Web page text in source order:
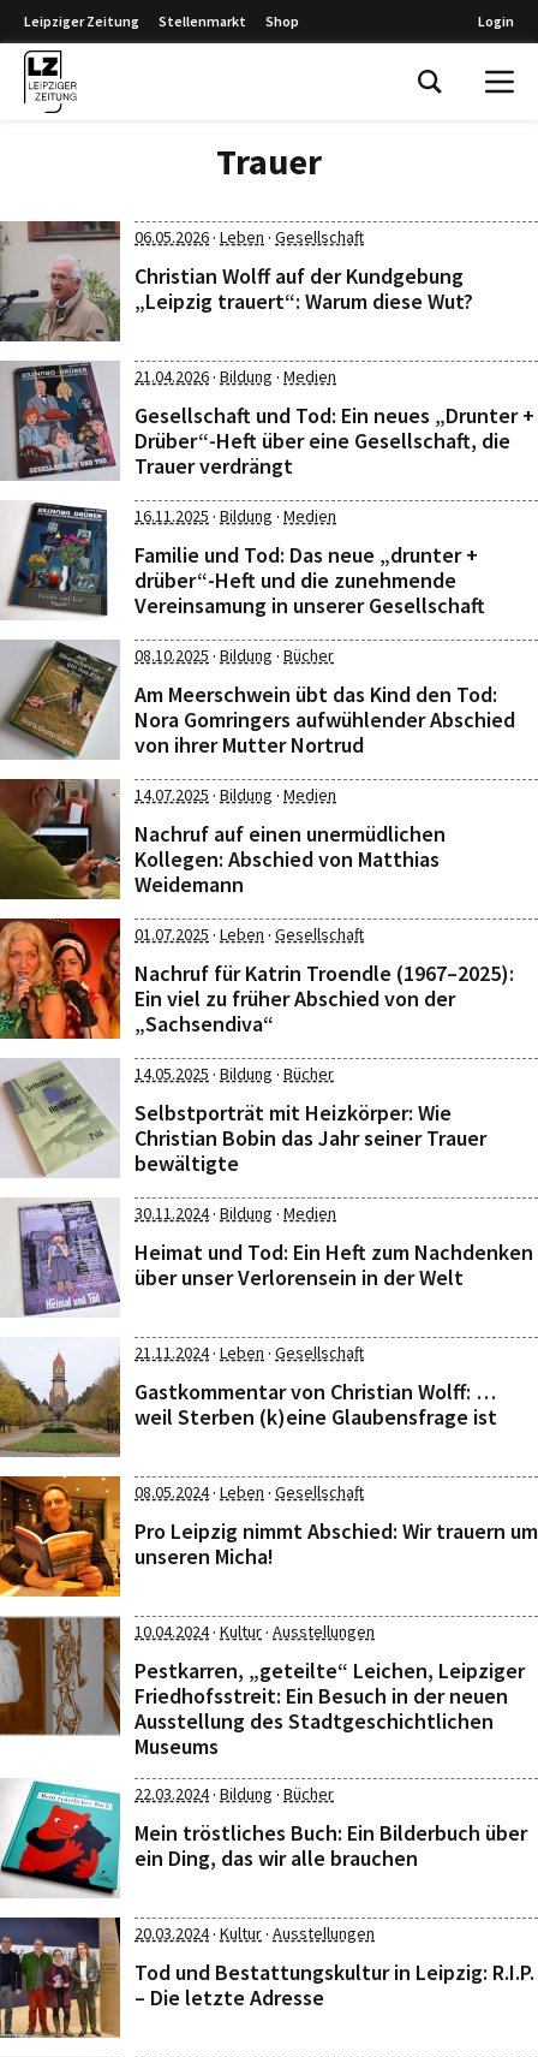
Leipziger Zeitung Stellenmarkt Shop Login
Trauer
06.05.2026· Leben · Gesellschaft
Christian Wolff auf der Kundgebung
„Leipzig trauert“: Warum diese Wut?
21.04.2026· Bildung · Medien
Gesellschaft und Tod: Ein neues „Drunter +
Drüber“-Heft über eine Gesellschaft, die
Trauer verdrängt
16.11.2025 · Bildung · Medien
Familie und Tod: Das neue „drunter +
drüber“-Heft und die zunehmende
Vereinsamung in unserer Gesellschaft
08.10.2025 · Bildung · Bücher
Am Meerschwein übt das Kind den Tod:
Nora Gomringers aufwühlender Abschied
von ihrer Mutter Nortrud
14.07.2025 · Bildung · Medien
Nachruf auf einen unermüdlichen
Kollegen: Abschied von Matthias
Weidemann
01.07.2025 · Leben · Gesellschaft
Nachruf für Katrin Troendle (1967–2025):
Ein viel zu früher Abschied von der
„Sachsendiva“
14.05.2025 · Bildung · Bücher
Selbstporträt mit Heizkörper: Wie
Christian Bobin das Jahr seiner Trauer
bewältigte
30.11.2024· Bildung · Medien
Heimat und Tod: Ein Heft zum Nachdenken
über unser Verlorensein in der Welt
21.11.2024· Leben · Gesellschaft
Gastkommentar von Christian Wolff: …
weil Sterben (k)eine Glaubensfrage ist
08.05.2024· Leben · Gesellschaft
Pro Leipzig nimmt Abschied: Wir trauern um
unseren Micha!
10.04.2024· Kultur· Ausstellungen
Pestkarren, „geteilte“ Leichen, Leipziger
Friedhofsstreit: Ein Besuch in der neuen
Ausstellung des Stadtgeschichtlichen
Museums
22.03.2024· Bildung · Bücher
Mein tröstliches Buch: Ein Bilderbuch über
ein Ding, das wir alle brauchen
20.03.2024· Kultur· Ausstellungen
Tod und Bestattungskultur in Leipzig: R.I.P.
– Die letzte Adresse